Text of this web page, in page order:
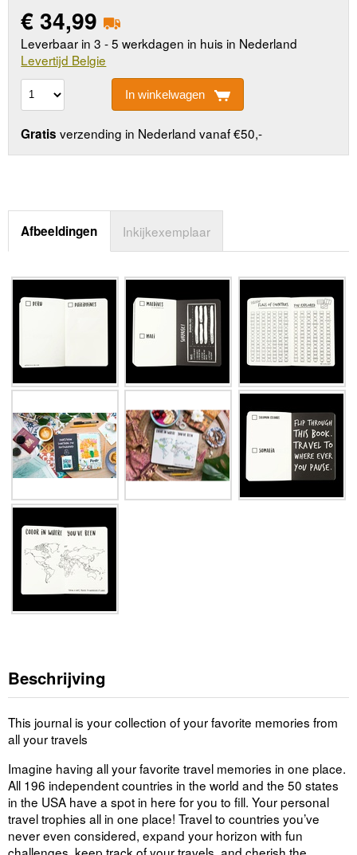
€ 34,99
Leverbaar in 3 - 5 werkdagen in huis in Nederland
Levertijd Belgie
In winkelwagen
Gratis verzending in Nederland vanaf €50,-
Afbeeldingen Inkijkexemplaar
Beschrijving
This journal is your collection of your favorite memories from
all your travels
Imagine having all your favorite travel memories in one place.
All 196 independent countries in the world and the 50 states
in the USA have a spot in here for you to fill. Your personal
travel trophies all in one place! Travel to countries you’ve
never even considered, expand your horizon with fun